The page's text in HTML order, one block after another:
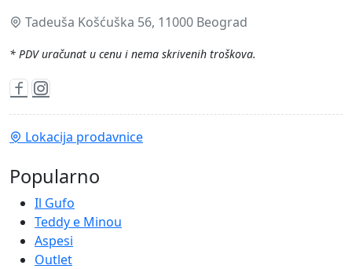
Tadeuša Košćuška 56, 11000 Beograd
* PDV uračunat u cenu i nema skrivenih troškova.
Lokacija prodavnice
Popularno
Il Gufo
Teddy e Minou
Aspesi
Outlet